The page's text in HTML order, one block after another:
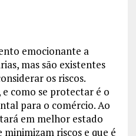
emocionante a
mas são existentes
os riscos.
e como se protectar é o
para o comércio. Ao
em melhor estado
riscos e que é